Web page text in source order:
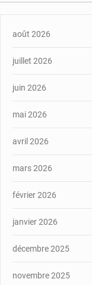
août 2026
juillet 2026
juin 2026
mai 2026
avril 2026
mars 2026
février 2026
janvier 2026
décembre 2025
novembre 2025